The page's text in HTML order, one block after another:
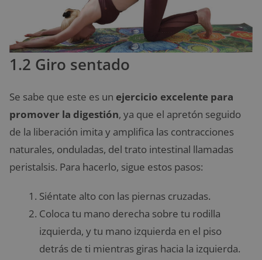
1.2 Giro sentado
Se sabe que este es un ejercicio excelente para
promover la digestión, ya que el apretón seguido
de la liberación imita y amplifica las contracciones
naturales, onduladas, del trato intestinal llamadas
peristalsis. Para hacerlo, sigue estos pasos:
Siéntate alto con las piernas cruzadas.
Coloca tu mano derecha sobre tu rodilla
izquierda, y tu mano izquierda en el piso
detrás de ti mientras giras hacia la izquierda.